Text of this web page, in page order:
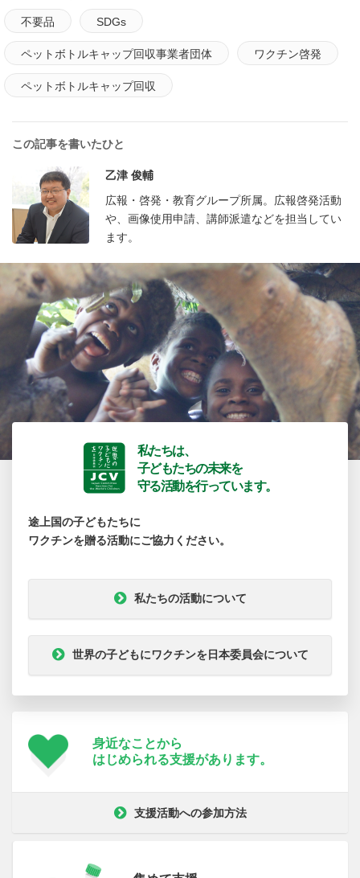
不要品 SDGs
ペットボトルキャップ回収事業者団体 ワクチン啓発
ペットボトルキャップ回収
この記事を書いたひと
乙津 俊輔
広報・啓発・教育グループ所属。広報啓発活動
や、画像使用申請、講師派遣などを担当してい
ます。
私たちは、
子どもたちの未来を
守る活動を行っています。
途上国の子どもたちに
ワクチンを贈る活動にご協力ください。
私たちの活動について
世界の子どもにワクチンを日本委員会について
身近なことから
はじめられる支援があります。
支援活動への参加方法